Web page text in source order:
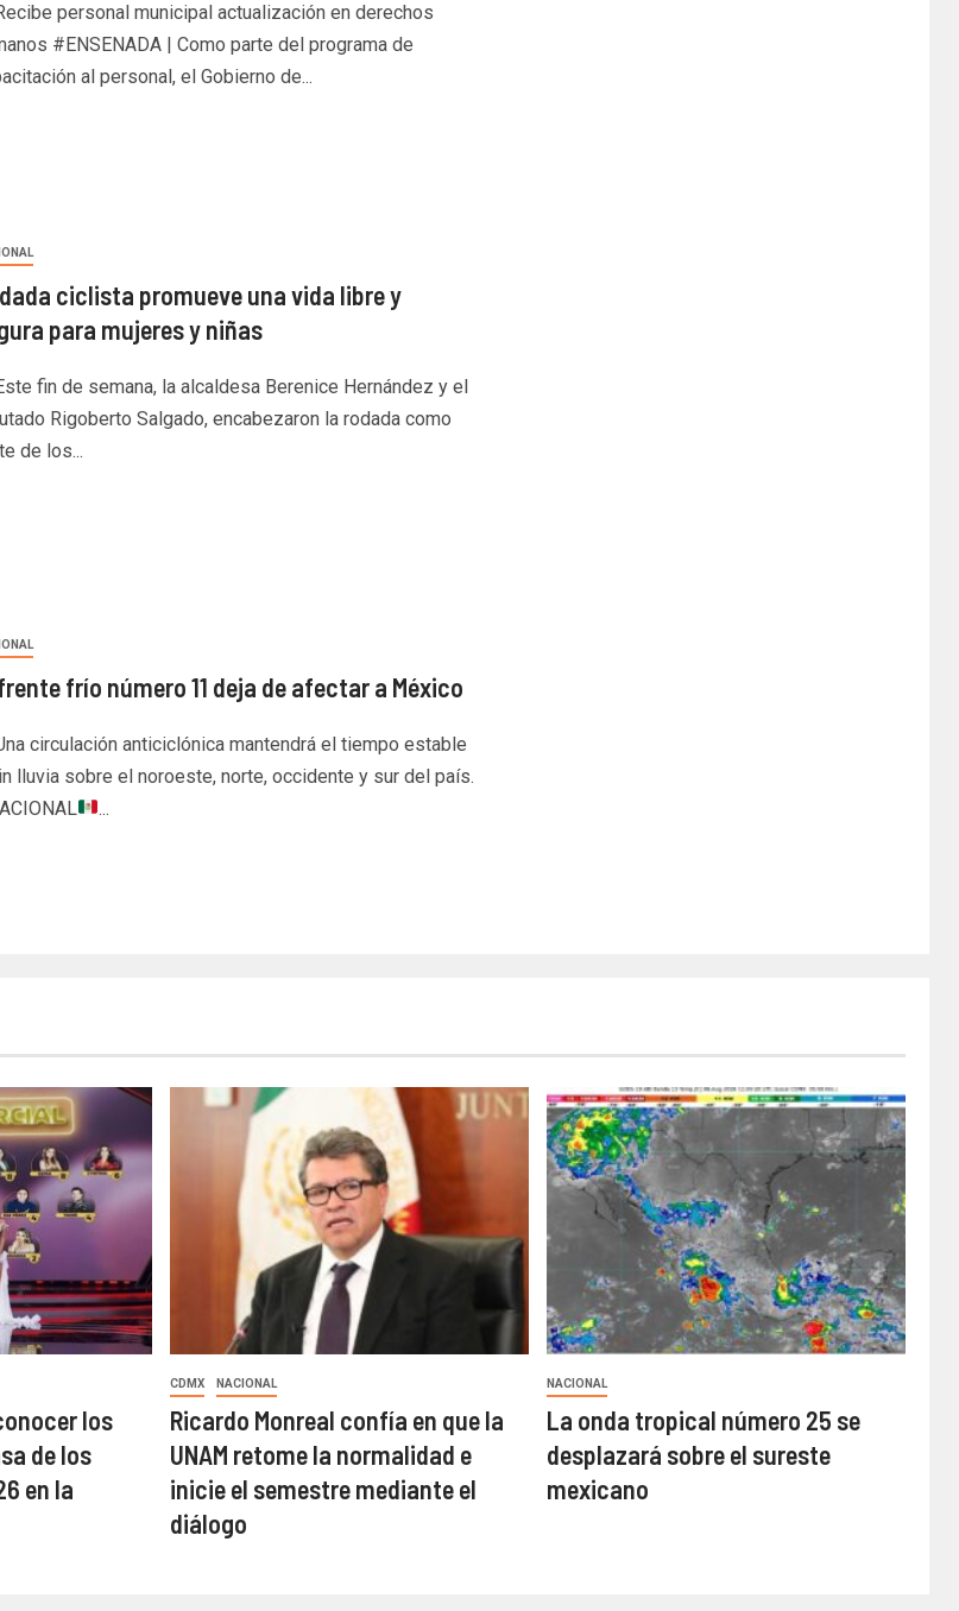
personal municipal actualización en derechos
#ENSENADA | Como parte del programa de
al personal, el Gobierno de...
ciclista promueve una vida libre y
para mujeres y niñas
fin de semana, la alcaldesa Berenice Hernández y el
Rigoberto Salgado, encabezaron la rodada como
de los...
frío número 11 deja de afectar a México
circulación anticiclónica mantendrá el tiempo estable
lluvia sobre el noroeste, norte, occidente y sur del país.
...
los
de los
en la
CDMX NACIONAL
Ricardo Monreal confía en que la
UNAM retome la normalidad e
inicie el semestre mediante el
diálogo
NACIONAL
La onda tropical número 25 se
desplazará sobre el sureste
mexicano